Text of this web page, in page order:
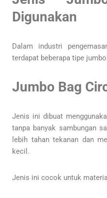
Digunakan
Dalam industri
terdapat beberapa tipe
Jumbo Bag
Jenis ini dibuat
tanpa banyak sambungan
lebih tahan tekanan dan
kecil.
Jenis ini cocok untuk